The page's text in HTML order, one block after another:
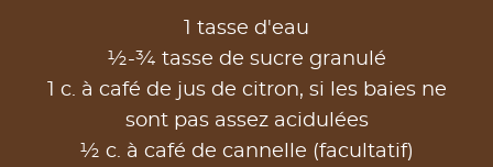
1 tasse d'eau
½-¾ tasse de sucre granulé
1 c. à café de jus de citron, si les baies ne
sont pas assez acidulées
½ c. à café de cannelle (facultatif)